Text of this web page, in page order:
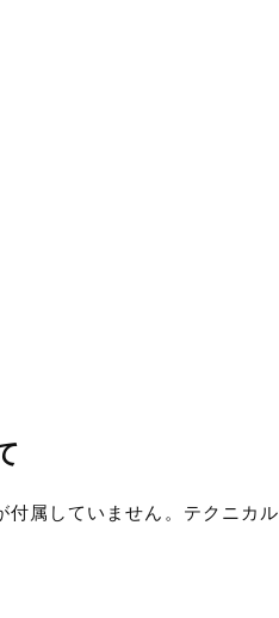
属していません。テクニカ